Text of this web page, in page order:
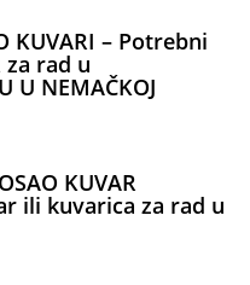
KUVARI – Potrebni
za rad u
U NEMAČKOJ
KUVAR
ili kuvarica za rad u